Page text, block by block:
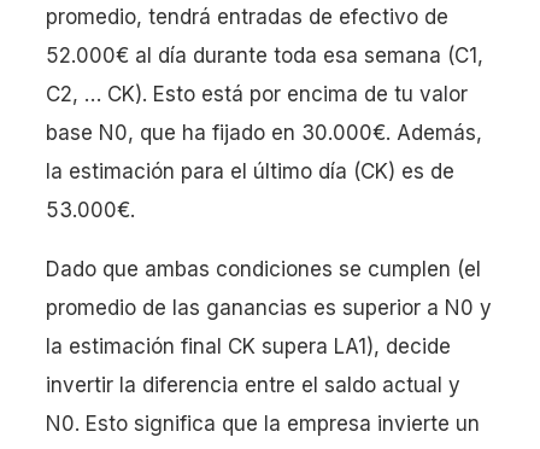
promedio, tendrá entradas de efectivo de
52.000€ al día durante toda esa semana (C1,
C2, … CK). Esto está por encima de tu valor
base N0, que ha fijado en 30.000€. Además,
la estimación para el último día (CK) es de
53.000€.
Dado que ambas condiciones se cumplen (el
promedio de las ganancias es superior a N0 y
la estimación final CK supera LA1), decide
invertir la diferencia entre el saldo actual y
N0. Esto significa que la empresa invierte un